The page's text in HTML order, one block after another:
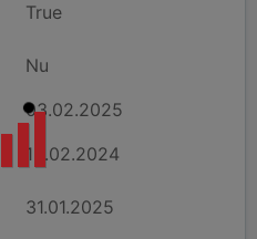
True
Nu
03.02.2025
12.02.2024
31.01.2025